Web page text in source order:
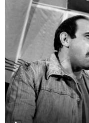
Odtwarzacz
plików
dźwiękowych